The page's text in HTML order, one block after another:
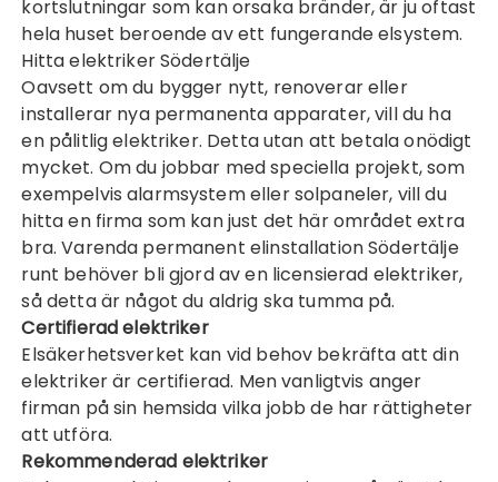
kortslutningar som kan orsaka bränder, är ju oftast
hela huset beroende av ett fungerande elsystem.
Hitta elektriker Södertälje
Oavsett om du bygger nytt, renoverar eller
installerar nya permanenta apparater, vill du ha
en pålitlig elektriker. Detta utan att betala onödigt
mycket. Om du jobbar med speciella projekt, som
exempelvis alarmsystem eller solpaneler, vill du
hitta en firma som kan just det här området extra
bra. Varenda permanent elinstallation Södertälje
runt behöver bli gjord av en licensierad elektriker,
så detta är något du aldrig ska tumma på.
Certifierad elektriker
Elsäkerhetsverket kan vid behov bekräfta att din
elektriker är certifierad. Men vanligtvis anger
firman på sin hemsida vilka jobb de har rättigheter
att utföra.
Rekommenderad elektriker